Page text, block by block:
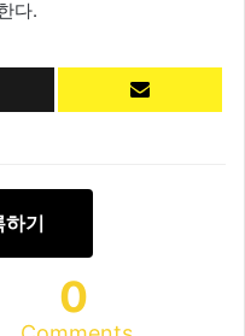
다.
하기
0